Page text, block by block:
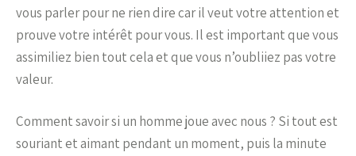
vous parler pour ne rien dire car il veut votre attention et
prouve votre intérêt pour vous. Il est important que vous
assimiliez bien tout cela et que vous n’oubliiez pas votre
valeur.
Comment savoir si un homme joue avec nous ? Si tout est
souriant et aimant pendant un moment, puis la minute